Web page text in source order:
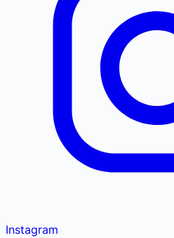
Instagram